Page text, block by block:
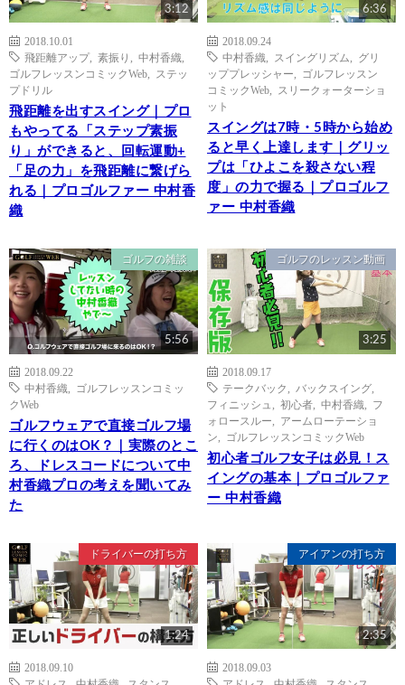
3:12
2018.10.01
飛距離アップ, 素振り 中村香織
ゴルフレッスンコミックWeb
ステッ
プドリル
飛距離を出すスイング｜プロ
もやってる「ステップ素振
り」ができると、回転運動+
「足の力」を飛距離に繋げら
れる｜プロゴルファー 中村香
織
6:36
2018.09.24
中村香織
スイングリズム
グリ
ッププレッシャー
ゴルフレッスン
コミックWeb
スリークォーターショ
ット
スイングは7時・5時から始め
ると早く上達します｜グリッ
プは「ひよこを殺さない程
度」の力で握る｜プロゴルフ
ァー 中村香織
ゴルフの雑談
5:56
2018.09.22
中村香織
ゴルフレッスンコミッ
クWeb
ゴルフウェアで直接ゴルフ場
に行くのはOK？｜実際のとこ
ろ、ドレスコードについて中
村香織プロの考えを聞いてみ
た
ゴルフのレッスン動画
3:25
2018.09.17
テークバック
バックスイング
フィニッシュ
初心者 中村香織
フ
ォロースルー
アームローテーショ
ン
ゴルフレッスンコミックWeb
初心者ゴルフ女子は必見！ス
イングの基本｜プロゴルファ
ー 中村香織
ドライバーの打ち方
1:24
2018.09.10
アイアンの打ち方
2:35
2018.09.03